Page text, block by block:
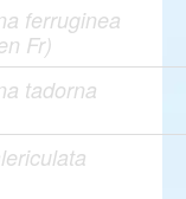
ferruginea
Fr)
tadorna